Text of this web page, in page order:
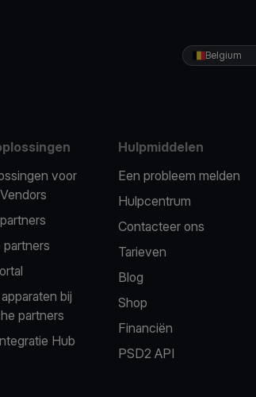
Belgium
voor
partners
bij
partners
Hub
Hulpmiddelen
Een probleem melden
Hulpcentrum
Contacteer ons
Tarieven
Blog
Shop
Financiën
PSD2 API